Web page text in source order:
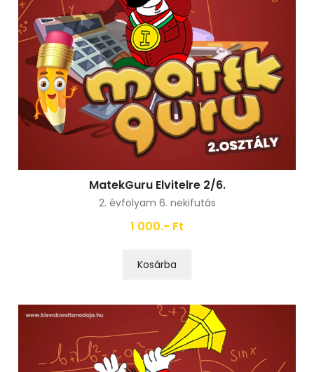
MatekGuru Elvitelre 2/6.
2. évfolyam 6. nekifutás
1 000.- Ft
Kosárba